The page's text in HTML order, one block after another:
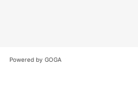
Powered by GOGA